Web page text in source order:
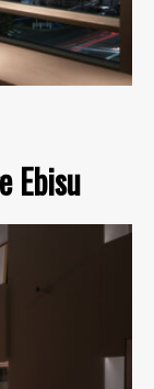
Ebisu